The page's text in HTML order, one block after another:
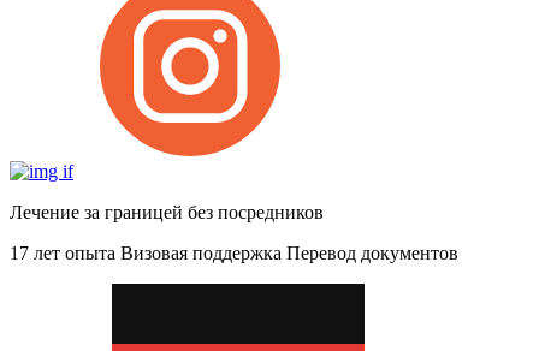
Лечение за границей без посредников
17 лет опыта Визовая поддержка Перевод документов